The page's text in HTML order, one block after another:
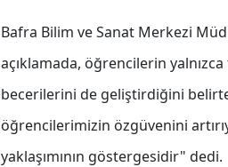
Bafra Bilim ve Sanat Merkezi
açıklamada, öğrencilerin
becerilerini de geliştirdiğini
öğrencilerimizin özgüvenini
yaklaşımının göstergesidir" dedi.